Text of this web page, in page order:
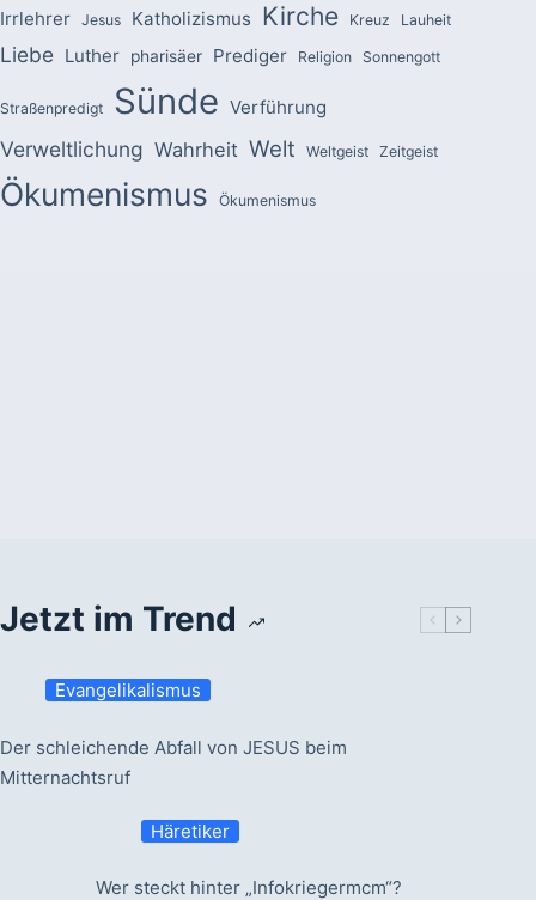
Irrlehrer Jesus Katholizismus Kirche Kreuz Lauheit
Liebe Luther pharisäer Prediger Religion Sonnengott
Straßenpredigt Sünde Verführung
Verweltlichung Wahrheit Welt Weltgeist Zeitgeist
Ökumenismus Ökumenismus
Jetzt im Trend
Evangelikalismus
Der schleichende Abfall von JESUS beim
Mitternachtsruf
Häretiker
Wer steckt hinter „Infokriegermcm“?